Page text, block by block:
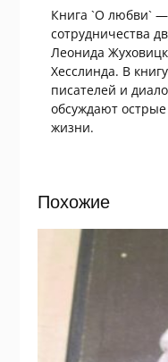
письмах
Книга `О любви` —
сотрудничества
Леонида
Хесслинда. В
писателей и
обсуждают
жизни.
Похожие